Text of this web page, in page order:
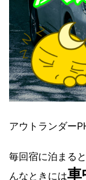
アウトランダー
毎回宿に泊まる
んなときには車